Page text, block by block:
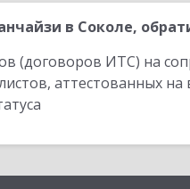
в Соколе,
(договоров ИТС) на
аттестованных